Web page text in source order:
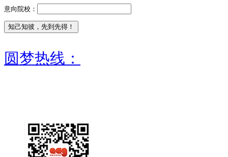
意向院校：
圆梦热线：